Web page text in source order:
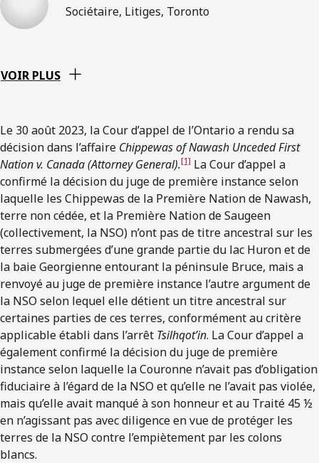
Sociétaire, Litiges, Toronto
VOIR PLUS
Le 30 août 2023, la Cour d’appel de l’Ontario a rendu sa
décision dans l’affaire Chippewas of Nawash Unceded First
Nation v. Canada (Attorney General).[1] La Cour d’appel a
confirmé la décision du juge de première instance selon
laquelle les Chippewas de la Première Nation de Nawash,
terre non cédée, et la Première Nation de Saugeen
(collectivement, la NSO) n’ont pas de titre ancestral sur les
terres submergées d’une grande partie du lac Huron et de
la baie Georgienne entourant la péninsule Bruce, mais a
renvoyé au juge de première instance l’autre argument de
la NSO selon lequel elle détient un titre ancestral sur
certaines parties de ces terres, conformément au critère
applicable établi dans l’arrêt Tsilhqot’in. La Cour d’appel a
également confirmé la décision du juge de première
instance selon laquelle la Couronne n’avait pas d’obligation
fiduciaire à l’égard de la NSO et qu’elle ne l’avait pas violée,
mais qu’elle avait manqué à son honneur et au Traité 45 ½
en n’agissant pas avec diligence en vue de protéger les
terres de la NSO contre l’empiètement par les colons
blancs.